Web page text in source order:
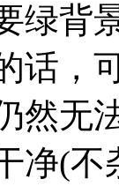
绿背
话，
然无
净(不